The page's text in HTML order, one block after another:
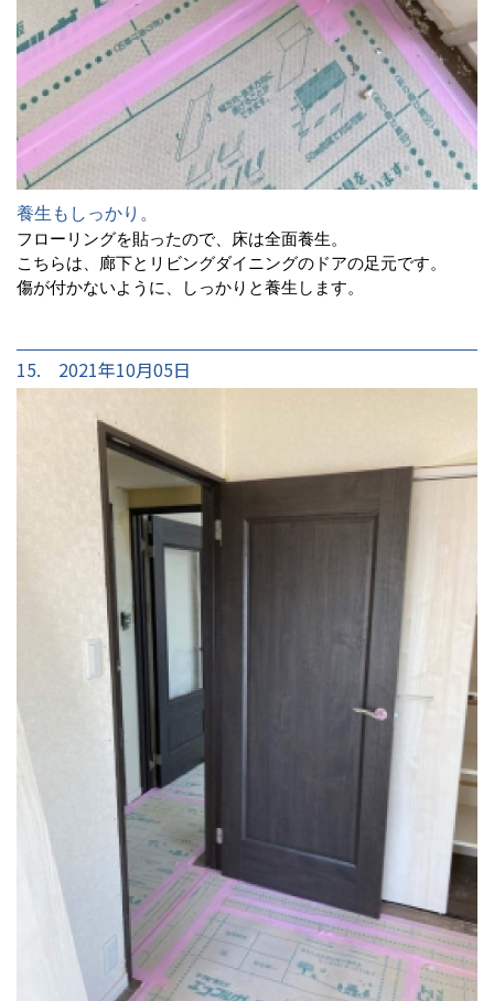
養生もしっかり。
フローリングを貼ったので、床は全面養生。
こちらは、廊下とリビングダイニングのドアの足元です。
傷が付かないように、しっかりと養生します。
15. 2021年10月05日